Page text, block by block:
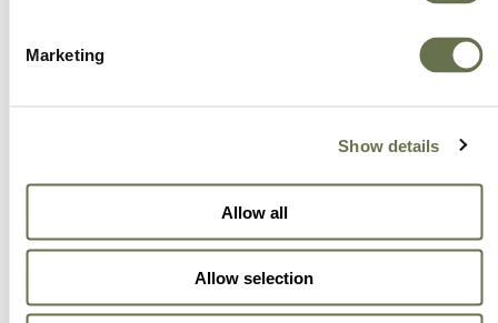
Marketing
Show details
Allow all
Allow selection